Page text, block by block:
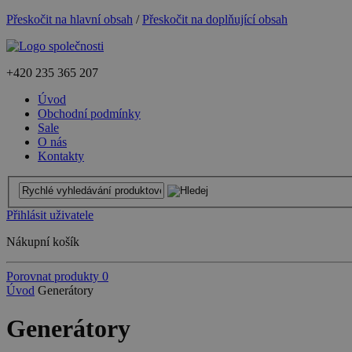
Přeskočit na hlavní obsah /Přeskočit na doplňující obsah
+420 235 365 207
Úvod
Obchodní podmínky
Sale
O nás
Kontakty
Přihlásit uživatele
Nákupní košík
Porovnat produkty 0
Úvod Generátory
Generátory